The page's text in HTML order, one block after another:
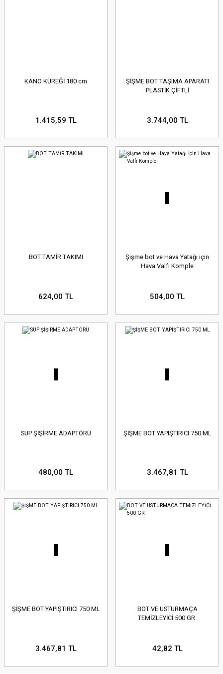
KANO KÜREĞİ 180 cm
1.415,59 TL
ŞİŞME BOT TAŞIMA APARATI
PLASTİK ÇİFTLİ
3.744,00 TL
BOT TAMİR TAKIMI
624,00 TL
Şişme bot ve Hava Yatağı için
Hava Valfı Komple
504,00 TL
SUP ŞİŞİRME ADAPTÖRÜ
480,00 TL
ŞİŞME BOT YAPIŞTIRICI 750 ML
3.467,81 TL
ŞİŞME BOT YAPIŞTIRICI 750 ML
3.467,81 TL
BOT VE USTURMAÇA
TEMİZLEYİCİ 500 GR.
42,82 TL